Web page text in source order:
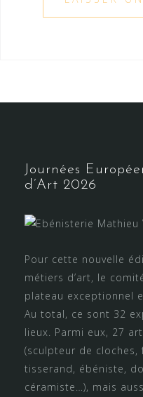
Journées
d’Art 2026
Pour cette nouvelle
métiers d’art, le
plateau exceptionnel
Au total, ce sont 32
lieux. Parmi eux, 27
(sculpteur de cloches,
tisserand, ébéniste,
céramiste…), mais